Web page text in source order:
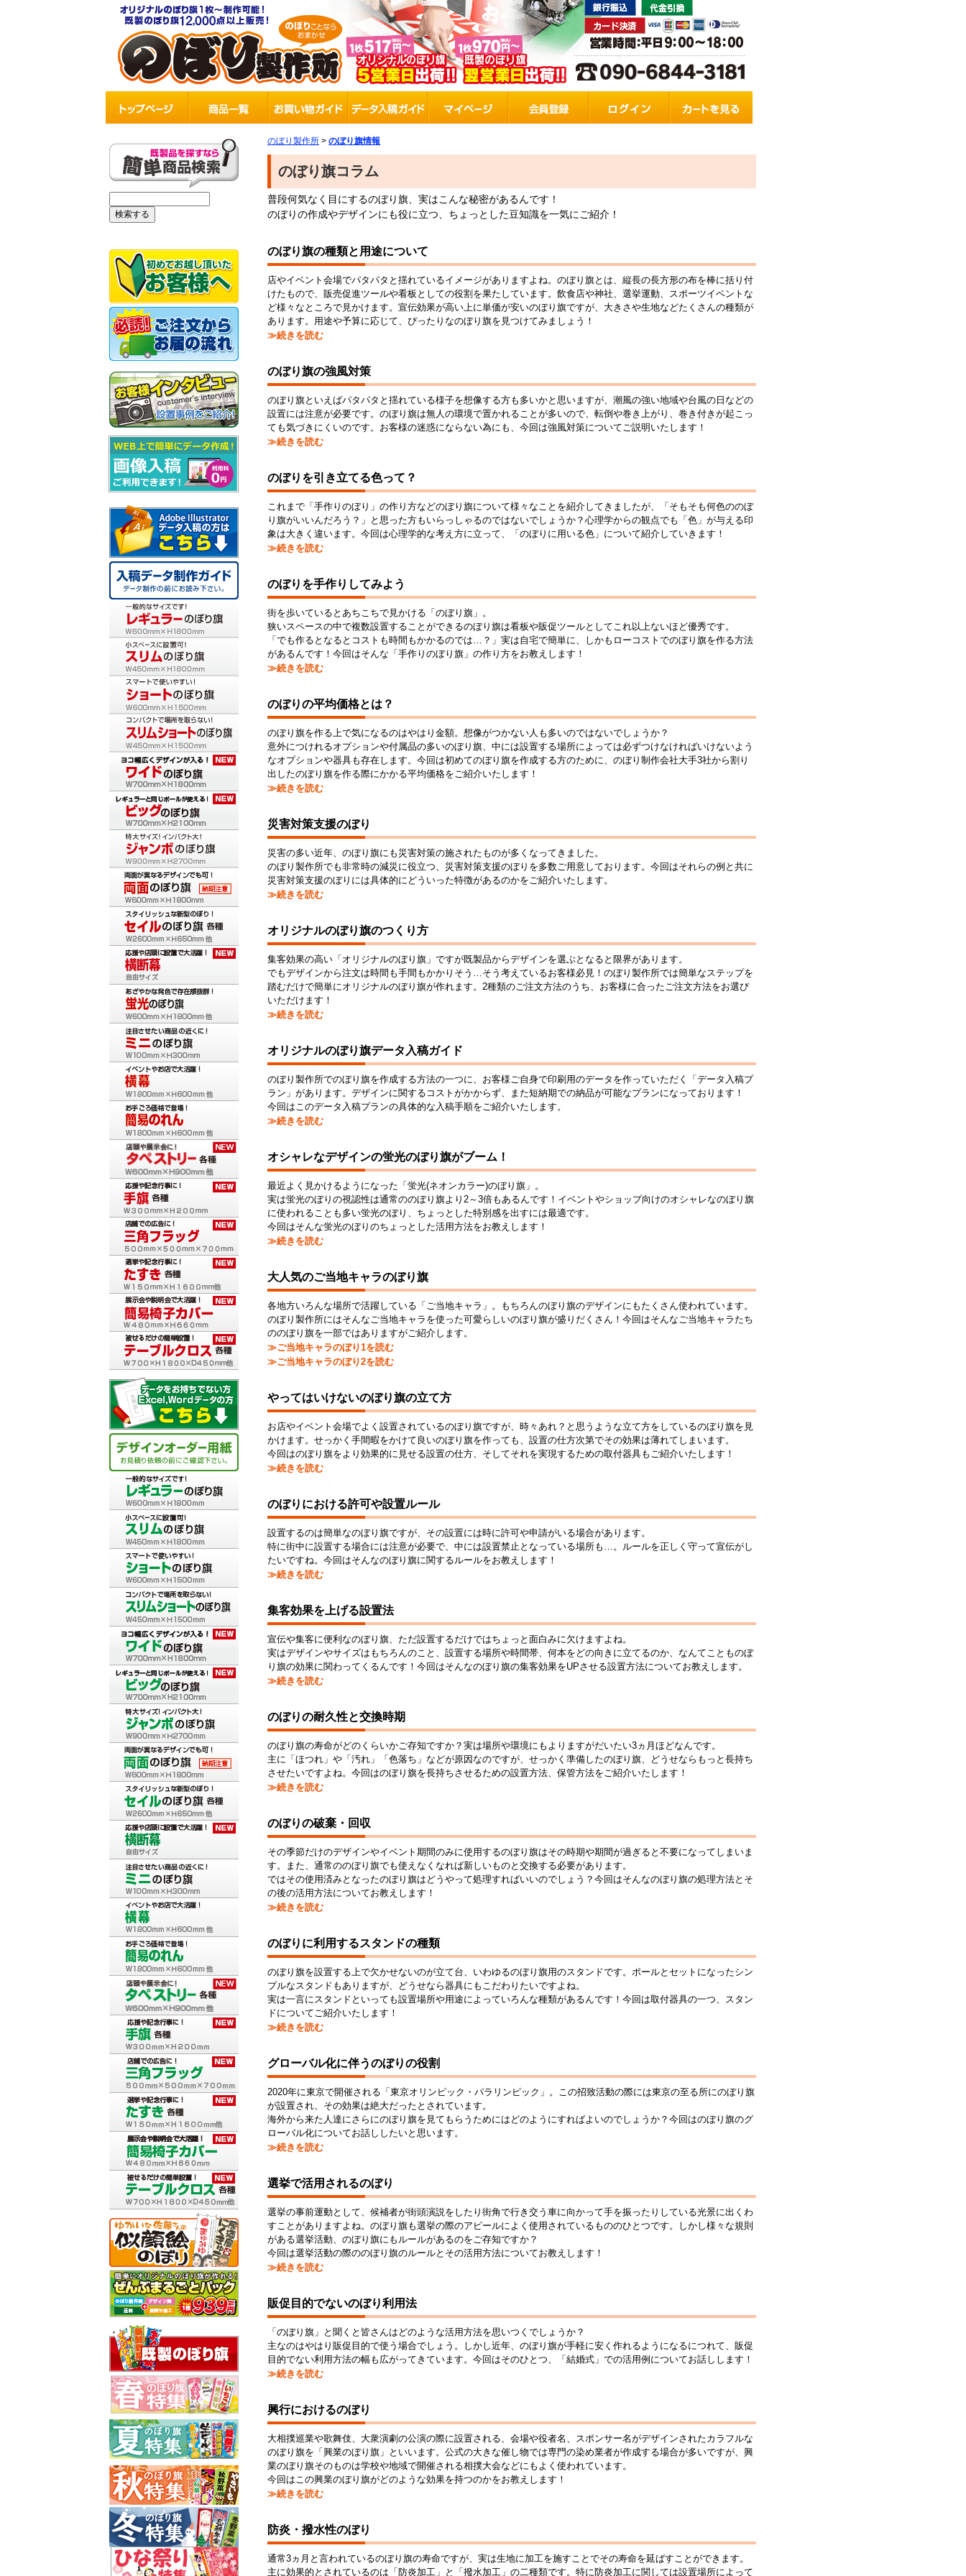
のぼり製作所 > のぼり旗情報
のぼり旗コラム
普段何気なく目にするのぼり旗、実はこんな秘密があるんです！
のぼりの作成やデザインにも役に立つ、ちょっとした豆知識を一気にご紹介！
のぼり旗の種類と用途について
店やイベント会場でパタパタと揺れているイメージがありますよね。のぼり旗とは、縦長の長方形の布を棒に括り付
けたもので、販売促進ツールや看板としての役割を果たしています。飲食店や神社、選挙運動、スポーツイベントな
ど様々なところで見かけます。宣伝効果が高い上に単価が安いのぼり旗ですが、大きさや生地などたくさんの種類が
あります。用途や予算に応じて、ぴったりなのぼり旗を見つけてみましょう！
≫続きを読む
のぼり旗の強風対策
のぼり旗といえばパタパタと揺れている様子を想像する方も多いかと思いますが、潮風の強い地域や台風の日などの
設置には注意が必要です。のぼり旗は無人の環境で置かれることが多いので、転倒や巻き上がり、巻き付きが起こっ
ても気づきにくいのです。お客様の迷惑にならない為にも、今回は強風対策についてご説明いたします！
≫続きを読む
のぼりを引き立てる色って？
これまで「手作りのぼり」の作り方などのぼり旗について様々なことを紹介してきましたが、「そもそも何色ののぼ
り旗がいいんだろう？」と思った方もいらっしゃるのではないでしょうか？心理学からの観点でも「色」が与える印
象は大きく違います。今回は心理学的な考え方に立って、「のぼりに用いる色」について紹介していきます！
≫続きを読む
のぼりを手作りしてみよう
街を歩いているとあちこちで見かける「のぼり旗」。
狭いスペースの中で複数設置することができるのぼり旗は看板や販促ツールとしてこれ以上ないほど優秀です。
「でも作るとなるとコストも時間もかかるのでは…？」実は自宅で簡単に、しかもローコストでのぼり旗を作る方法
があるんです！今回はそんな「手作りのぼり旗」の作り方をお教えします！
≫続きを読む
のぼりの平均価格とは？
のぼり旗を作る上で気になるのはやはり金額。想像がつかない人も多いのではないでしょうか？
意外につけれるオプションや付属品の多いのぼり旗、中には設置する場所によっては必ずつけなければいけないよう
なオプションや器具も存在します。今回は初めてのぼり旗を作成する方のために、のぼり制作会社大手3社から割り
出したのぼり旗を作る際にかかる平均価格をご紹介いたします！
≫続きを読む
災害対策支援のぼり
災害の多い近年、のぼり旗にも災害対策の施されたものが多くなってきました。
のぼり製作所でも非常時の減災に役立つ、災害対策支援のぼりを多数ご用意しております。今回はそれらの例と共に
災害対策支援のぼりには具体的にどういった特徴があるのかをご紹介いたします。
≫続きを読む
オリジナルのぼり旗のつくり方
集客効果の高い「オリジナルのぼり旗」ですが既製品からデザインを選ぶとなると限界があります。
でもデザインから注文は時間も手間もかかりそう…そう考えているお客様必見！のぼり製作所では簡単なステップを
踏むだけで簡単にオリジナルのぼり旗が作れます。2種類のご注文方法のうち、お客様に合ったご注文方法をお選び
いただけます！
≫続きを読む
オリジナルのぼり旗データ入稿ガイド
のぼり製作所でのぼり旗を作成する方法の一つに、お客様ご自身で印刷用のデータを作っていただく「データ入稿プ
ラン」があります。デザインに関するコストがかからず、また短納期での納品が可能なプランになっております！
今回はこのデータ入稿プランの具体的な入稿手順をご紹介いたします。
≫続きを読む
オシャレなデザインの蛍光のぼり旗がブーム！
最近よく見かけるようになった「蛍光(ネオンカラー)のぼり旗」。
実は蛍光のぼりの視認性は通常ののぼり旗より2～3倍もあるんです！イベントやショップ向けのオシャレなのぼり旗
に使われることも多い蛍光のぼり、ちょっとした特別感を出すには最適です。
今回はそんな蛍光のぼりのちょっとした活用方法をお教えします！
≫続きを読む
大人気のご当地キャラのぼり旗
各地方いろんな場所で活躍している「ご当地キャラ」。もちろんのぼり旗のデザインにもたくさん使われています。
のぼり製作所にはそんなご当地キャラを使った可愛らしいのぼり旗が盛りだくさん！今回はそんなご当地キャラたち
ののぼり旗を一部ではありますがご紹介します。
≫ご当地キャラのぼり1を読む
≫ご当地キャラのぼり2を読む
やってはいけないのぼり旗の立て方
お店やイベント会場でよく設置されているのぼり旗ですが、時々あれ？と思うような立て方をしているのぼり旗を見
かけます。せっかく手間暇をかけて良いのぼり旗を作っても、設置の仕方次第でその効果は薄れてしまいます。
今回はのぼり旗をより効果的に見せる設置の仕方、そしてそれを実現するための取付器具もご紹介いたします！
≫続きを読む
のぼりにおける許可や設置ルール
設置するのは簡単なのぼり旗ですが、その設置には時に許可や申請がいる場合があります。
特に街中に設置する場合には注意が必要で、中には設置禁止となっている場所も…。ルールを正しく守って宣伝がし
たいですね。今回はそんなのぼり旗に関するルールをお教えします！
≫続きを読む
集客効果を上げる設置法
宣伝や集客に便利なのぼり旗、ただ設置するだけではちょっと面白みに欠けますよね。
実はデザインやサイズはもちろんのこと、設置する場所や時間帯、何本をどの向きに立てるのか、なんてことものぼ
り旗の効果に関わってくるんです！今回はそんなのぼり旗の集客効果をUPさせる設置方法についてお教えします。
≫続きを読む
のぼりの耐久性と交換時期
のぼり旗の寿命がどのくらいかご存知ですか？実は場所や環境にもよりますがだいたい3ヵ月ほどなんです。
主に「ほつれ」や「汚れ」「色落ち」などが原因なのですが、せっかく準備したのぼり旗、どうせならもっと長持ち
させたいですよね。今回はのぼり旗を長持ちさせるための設置方法、保管方法をご紹介いたします！
≫続きを読む
のぼりの破棄・回収
その季節だけのデザインやイベント期間のみに使用するのぼり旗はその時期や期間が過ぎると不要になってしまいま
す。また、通常ののぼり旗でも使えなくなれば新しいものと交換する必要があります。
ではその使用済みとなったのぼり旗はどうやって処理すればいいのでしょう？今回はそんなのぼり旗の処理方法とそ
の後の活用方法についてお教えします！
≫続きを読む
のぼりに利用するスタンドの種類
のぼり旗を設置する上で欠かせないのが立て台、いわゆるのぼり旗用のスタンドです。ポールとセットになったシン
プルなスタンドもありますが、どうせなら器具にもこだわりたいですよね。
実は一言にスタンドといっても設置場所や用途によっていろんな種類があるんです！今回は取付器具の一つ、スタン
ドについてご紹介いたします！
≫続きを読む
グローバル化に伴うのぼりの役割
2020年に東京で開催される「東京オリンピック・パラリンピック」。この招致活動の際には東京の至る所にのぼり旗
が設置され、その効果は絶大だったとされています。
海外から来た人達にさらにのぼり旗を見てもらうためにはどのようにすればよいのでしょうか？今回はのぼり旗のグ
ローバル化についてお話ししたいと思います。
≫続きを読む
選挙で活用されるのぼり
選挙の事前運動として、候補者が街頭演説をしたり街角で行き交う車に向かって手を振ったりしている光景に出くわ
すことがありますよね。のぼり旗も選挙の際のアピールによく使用されているもののひとつです。しかし様々な規則
がある選挙活動、のぼり旗にもルールがあるのをご存知ですか？
今回は選挙活動の際ののぼり旗のルールとその活用方法についてお教えします！
≫続きを読む
販促目的でないのぼり利用法
「のぼり旗」と聞くと皆さんはどのような活用方法を思いつくでしょうか？
主なのはやはり販促目的で使う場合でしょう。しかし近年、のぼり旗が手軽に安く作れるようになるにつれて、販促
目的でない利用方法の幅も広がってきています。今回はそのひとつ、「結婚式」での活用例についてお話しします！
≫続きを読む
興行におけるのぼり
大相撲巡業や歌舞伎、大衆演劇の公演の際に設置される、会場や役者名、スポンサー名がデザインされたカラフルな
のぼり旗を「興業のぼり旗」といいます。公式の大きな催し物では専門の染め業者が作成する場合が多いですが、興
業のぼり旗そのものは学校や地域で開催される相撲大会などにもよく使われています。
今回はこの興業のぼり旗がどのような効果を持つのかをお教えします！
≫続きを読む
防炎・撥水性のぼり
通常3ヵ月と言われているのぼり旗の寿命ですが、実は生地に加工を施すことでその寿命を延ばすことができます。
主に効果的とされているのは「防炎加工」と「撥水加工」の二種類です。特に防炎加工に関しては設置場所によって